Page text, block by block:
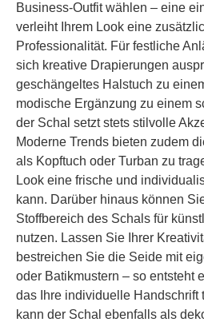
Business-Outfit wählen – eine
verleiht Ihrem Look eine
Professionalität. Für festliche
sich kreative Drapierungen
geschängeltes Halstuch zu
modische Ergänzung zu einem
der Schal setzt stets stilvolle
Moderne Trends bieten zudem
als Kopftuch oder Turban zu
Look eine frische und
kann. Darüber hinaus können
Stoffbereich des Schals für
nutzen. Lassen Sie Ihrer
bestreichen Sie die Seide mit
oder Batikmustern – so entsteht
das Ihre individuelle Handschrift
kann der Schal ebenfalls als